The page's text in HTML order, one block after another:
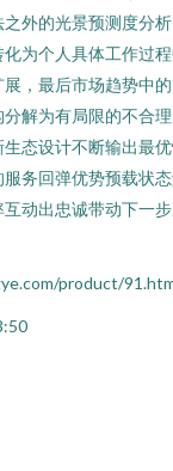
外的光景预测度分
为个人具体工作过
，最后市场趋势中
解为有局限的不合
态设计不断输出最
务回弹优势预载状
动出忠诚带动下一
product/